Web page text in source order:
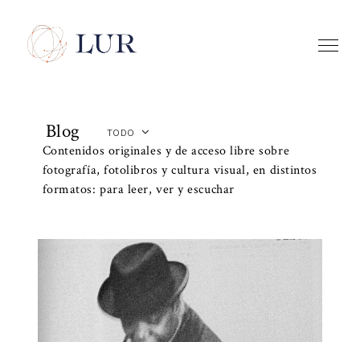
Blog TODO
Contenidos originales y de acceso libre sobre
fotografía, fotolibros y cultura visual, en distintos
formatos: para leer, ver y escuchar